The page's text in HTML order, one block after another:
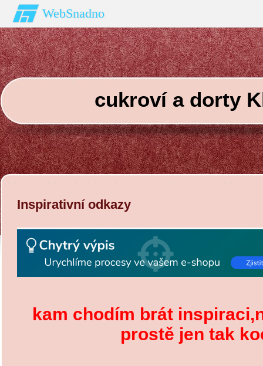
WebSnadno
cukroví a dorty
Inspirativní odkazy
kam chodím brát
prostě jen tak